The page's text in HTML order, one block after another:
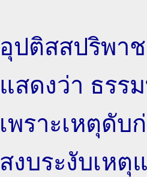
อุปติสสปริพา
แสดงว่า ธรร
เพราะเหตุดั
สงบระงับเหตุ